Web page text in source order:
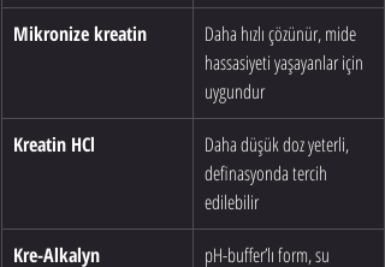
Mikronize kreatin
Daha hızlı çözünür, mide
hassasiyeti yaşayanlar için
uygundur
Kreatin HCl
Daha düşük doz yeterli,
definasyonda tercih
edilebilir
Kre-Alkalyn
pH-buffer’lı form, su